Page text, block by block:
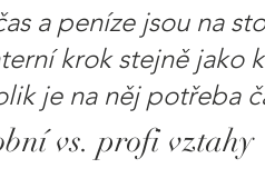
a peníze jsou na
krok stejně jako
je na něj potřeba
vs. profi vztahy